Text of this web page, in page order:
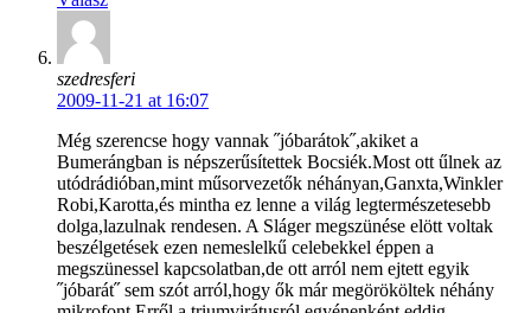
szedresferi
2009-11-21 at 16:07
Még szerencse hogy vannak ˝jóbarátok˝,akiket a
Bumerángban is népszerűsítettek Bocsiék.Most ott űlnek az
utódrádióban,mint műsorvezetők néhányan,Ganxta,Winkler
Robi,Karotta,és mintha ez lenne a világ legtermészetesebb
dolga,lazulnak rendesen. A Sláger megszünése elött voltak
beszélgetések ezen nemeslelkű celebekkel éppen a
megszünessel kapcsolatban,de ott arról nem ejtett egyik
˝jóbarát˝ sem szót arról,hogy ők már megörököltek néhány